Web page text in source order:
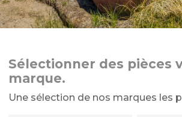
Sélectionner des pièces
marque.
Une sélection de nos marques les